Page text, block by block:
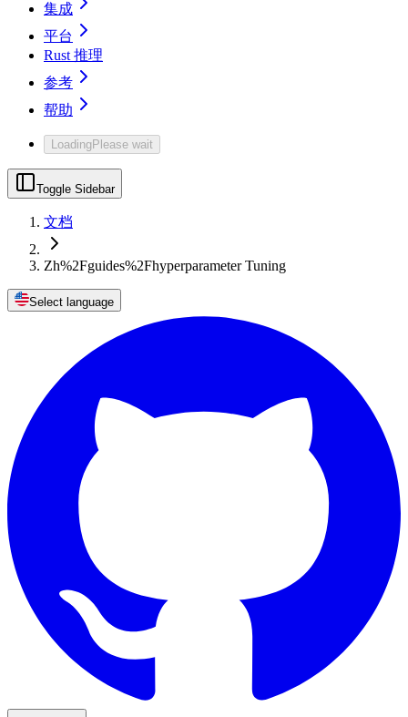
集成
平台
Rust 推理
参考
帮助
LoadingPlease wait
Toggle Sidebar
文档
Zh%2Fguides%2Fhyperparameter Tuning
Select language